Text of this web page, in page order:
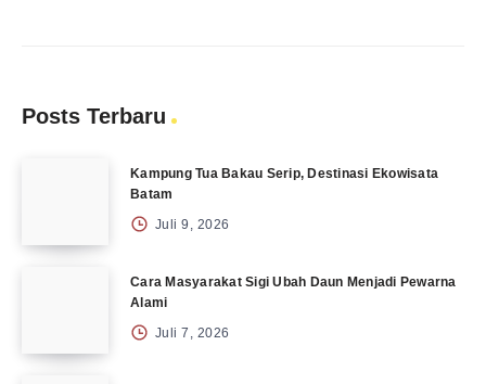
Posts Terbaru
Kampung Tua Bakau Serip, Destinasi Ekowisata
Batam
Juli 9, 2026
Cara Masyarakat Sigi Ubah Daun Menjadi Pewarna
Alami
Juli 7, 2026